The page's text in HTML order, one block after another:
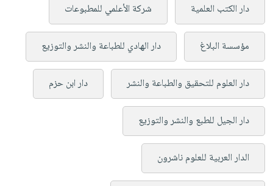
دار الكتب العلمية شركة الأعلمي للمطبوعات
مؤسسة البلاغ دار الهادي للطباعة والنشر والتوزيع
دار العلوم للتحقيق والطباعة والنشر دار ابن حزم
دار الجيل للطبع والنشر والتوزيع
الدار العربية للعلوم ناشرون